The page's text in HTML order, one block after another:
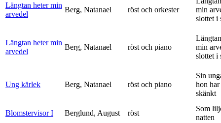
Längtan heter min
arvedel
Berg, Natanael röst och orkester
min
slottet i
Längtan heter min
arvedel
Berg, Natanael röst och piano
min
slottet i
Ung kärlek Berg, Natanael röst och piano
Sin
hon
skänkt
Blomstervisor I Berglund, August röst
Som
natten